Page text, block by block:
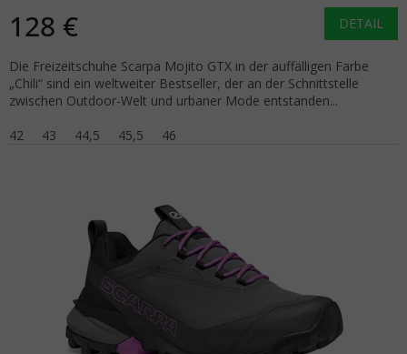
128 € DETAIL
Die Freizeitschuhe Scarpa Mojito GTX in der auffälligen Farbe
„Chili“ sind ein weltweiter Bestseller, der an der Schnittstelle
zwischen Outdoor-Welt und urbaner Mode entstanden...
42
43 44,5 45,5 46